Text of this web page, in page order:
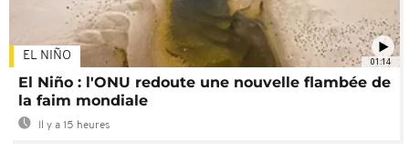
01:14
EL NIÑO
El Niño : l'ONU redoute une nouvelle flambée de
la faim mondiale
Il y a 15 heures